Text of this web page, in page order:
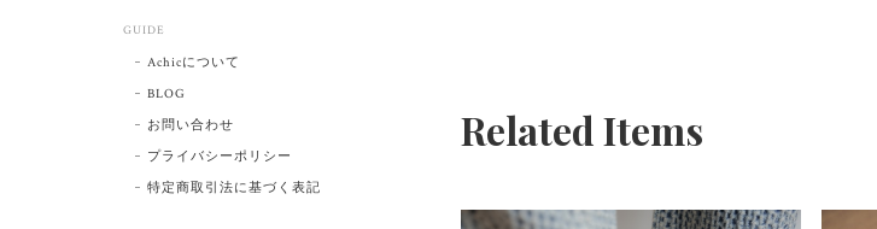
Related Items
GUIDE
Achicについて
BLOG
お問い合わせ
プライバシーポリシー
特定商取引法に基づく表記